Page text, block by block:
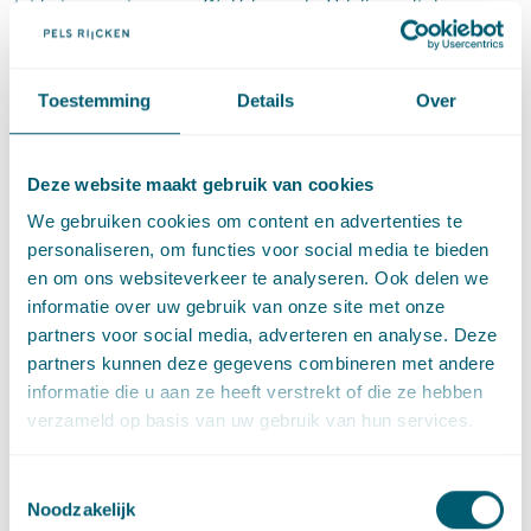
Toestemming Details Over
Deze website maakt gebruik van cookies
We gebruiken cookies om content en advertenties te
personaliseren, om functies voor social media te bieden
en om ons websiteverkeer te analyseren. Ook delen we
informatie over uw gebruik van onze site met onze
partners voor social media, adverteren en analyse. Deze
partners kunnen deze gegevens combineren met andere
informatie die u aan ze heeft verstrekt of die ze hebben
verzameld op basis van uw gebruik van hun services.
Noodzakelijk
tot het percentage van 4%. Volgens de Afdeling valt de
uitbreiding van een bestaand recreatieterrein te beschouwen
Nederland voorkomt. Vast staat echter dat de uitbreiding niet
binnen de ruimtelijke structuur van de omgeving past. Verder
gemeentelijke beleid. In die omstandigheden acht de Afdeling
een percentage van 2% redelijk.
Wat kunt u met deze
uitspraak?
De uitspraken maken duidelijk dat het normaal
maatschappelijk risico op een hoger percentage dan het
criteria is voldaan. Ten eerste moet sprake zijn van een
normale maatschappelijke ontwikkeling en ten tweede moet